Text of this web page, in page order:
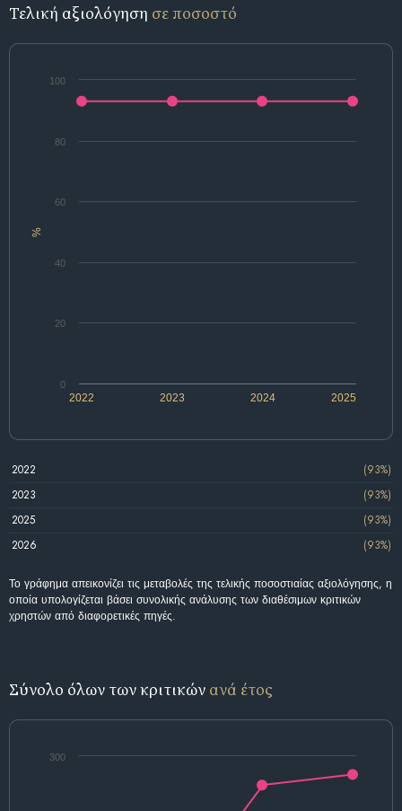
Τελική αξιολόγηση σε ποσοστό
%
2022 2024
2023 2025
0
20
40
60
80
100
2022
(93%)
2023
(93%)
2025
(93%)
2026
(93%)
Το γράφημα απεικονίζει τις μεταβολές της τελικής ποσοστιαίας αξιολόγησης, η
οποία υπολογίζεται βάσει συνολικής ανάλυσης των διαθέσιμων κριτικών
χρηστών από διαφορετικές πηγές.
Σύνολο όλων των κριτικών ανά έτος
300